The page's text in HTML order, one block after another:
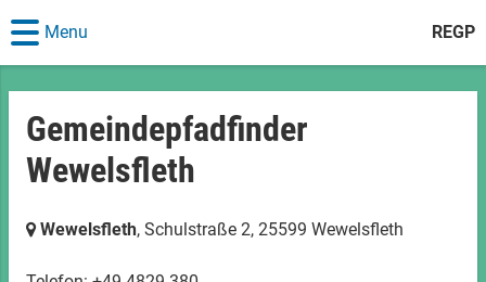
REGP
Menu
Gemeindepfadfinder
Wewelsfleth
Wewelsfleth, Schulstraße 2, 25599 Wewelsfleth